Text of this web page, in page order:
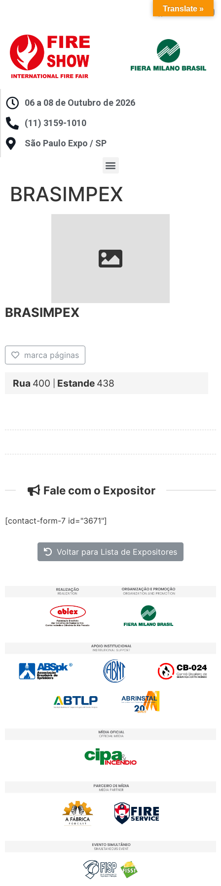
06 a 08 de Outubro de 2026
(11) 3159-1010
São Paulo Expo / SP
BRASIMPEX
BRASIMPEX
marca páginas
Rua 400 Estande 438
Fale com o Expositor
[contact-form-7 id="3671"]
Voltar para Lista de Expositores
Translate »